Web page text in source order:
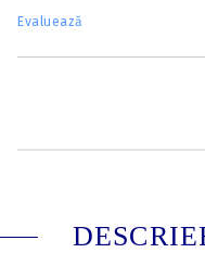
Evaluează